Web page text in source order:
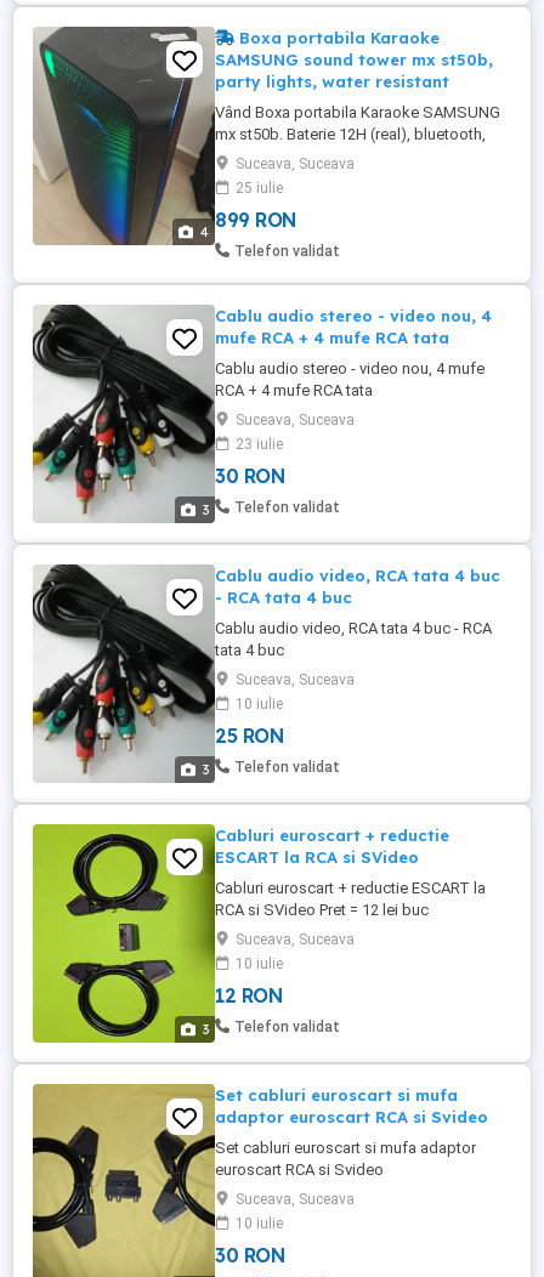
4
Boxa portabila Karaoke
SAMSUNG sound tower mx st50b,
party lights, water resistant
Vând Boxa portabila Karaoke SAMSUNG
mx st50b. Baterie 12H (real), bluetooth,
intrare microfon, efect, output.
Achiziționat în 2024, folosit foarte rar.
Stare foarte bună! Pret magazin 1800
RON.
Suceava, Suceava
25 iulie
899 RON
Telefon validat
3
Cablu audio stereo - video nou, 4
mufe RCA + 4 mufe RCA tata
Cablu audio stereo - video nou, 4 mufe
RCA + 4 mufe RCA tata
Suceava, Suceava
23 iulie
30 RON
Telefon validat
3
Cablu audio video, RCA tata 4 buc
- RCA tata 4 buc
Cablu audio video, RCA tata 4 buc - RCA
tata 4 buc
Suceava, Suceava
10 iulie
25 RON
Telefon validat
3
Cabluri euroscart + reductie
ESCART la RCA si SVideo
Cabluri euroscart + reductie ESCART la
RCA si SVideo Pret = 12 lei buc
Suceava, Suceava
10 iulie
12 RON
Telefon validat
Set cabluri euroscart si mufa
adaptor euroscart RCA si Svideo
Set cabluri euroscart si mufa adaptor
euroscart RCA si Svideo
Suceava, Suceava
10 iulie
30 RON